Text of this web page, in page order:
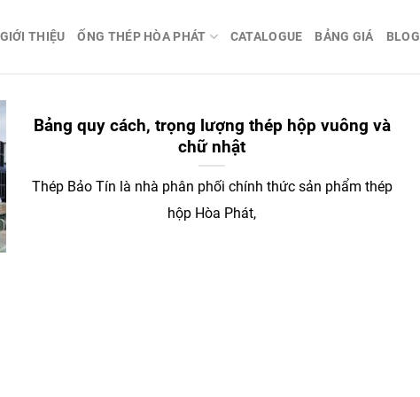
GIỚI THIỆU ỐNG THÉP HÒA PHÁT CATALOGUE BẢNG GIÁ BLOG
Bảng quy cách, trọng lượng thép hộp vuông và
chữ nhật
Thép Bảo Tín là nhà phân phối chính thức sản phẩm thép
hộp Hòa Phát,